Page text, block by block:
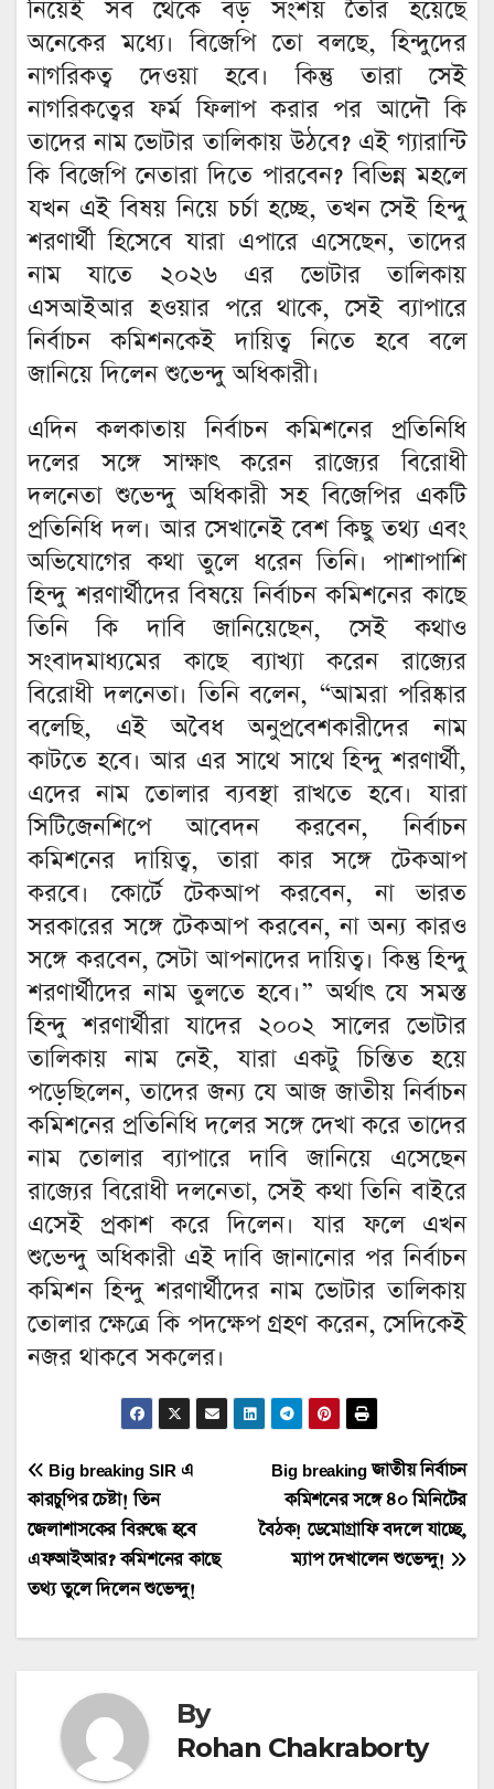
নিয়েই সব থেকে বড় সংশয় তৈরি হয়েছে
অনেকের মধ্যে। বিজেপি তো বলছে, হিন্দুদের
নাগরিকত্ব দেওয়া হবে। কিন্তু তারা সেই
নাগরিকত্বের ফর্ম ফিলাপ করার পর আদৌ কি
তাদের নাম ভোটার তালিকায় উঠবে? এই গ্যারান্টি
কি বিজেপি নেতারা দিতে পারবেন? বিভিন্ন মহলে
যখন এই বিষয় নিয়ে চর্চা হচ্ছে, তখন সেই হিন্দু
শরণার্থী হিসেবে যারা এপারে এসেছেন, তাদের
নাম যাতে ২০২৬ এর ভোটার তালিকায়
এসআইআর হওয়ার পরে থাকে, সেই ব্যাপারে
নির্বাচন কমিশনকেই দায়িত্ব নিতে হবে বলে
জানিয়ে দিলেন শুভেন্দু অধিকারী।
এদিন কলকাতায় নির্বাচন কমিশনের প্রতিনিধি
দলের সঙ্গে সাক্ষাৎ করেন রাজ্যের বিরোধী
দলনেতা শুভেন্দু অধিকারী সহ বিজেপির একটি
প্রতিনিধি দল। আর সেখানেই বেশ কিছু তথ্য এবং
অভিযোগের কথা তুলে ধরেন তিনি। পাশাপাশি
হিন্দু শরণার্থীদের বিষয়ে নির্বাচন কমিশনের কাছে
তিনি কি দাবি জানিয়েছেন, সেই কথাও
সংবাদমাধ্যমের কাছে ব্যাখ্যা করেন রাজ্যের
বিরোধী দলনেতা। তিনি বলেন, “আমরা পরিষ্কার
বলেছি, এই অবৈধ অনুপ্রবেশকারীদের নাম
কাটতে হবে। আর এর সাথে সাথে হিন্দু শরণার্থী,
এদের নাম তোলার ব্যবস্থা রাখতে হবে। যারা
সিটিজেনশিপে আবেদন করবেন, নির্বাচন
কমিশনের দায়িত্ব, তারা কার সঙ্গে টেকআপ
করবে। কোর্টে টেকআপ করবেন, না ভারত
সরকারের সঙ্গে টেকআপ করবেন, না অন্য কারও
সঙ্গে করবেন, সেটা আপনাদের দায়িত্ব। কিন্তু হিন্দু
শরণার্থীদের নাম তুলতে হবে।” অর্থাৎ যে সমস্ত
হিন্দু শরণার্থীরা যাদের ২০০২ সালের ভোটার
তালিকায় নাম নেই, যারা একটু চিন্তিত হয়ে
পড়েছিলেন, তাদের জন্য যে আজ জাতীয় নির্বাচন
কমিশনের প্রতিনিধি দলের সঙ্গে দেখা করে তাদের
নাম তোলার ব্যাপারে দাবি জানিয়ে এসেছেন
রাজ্যের বিরোধী দলনেতা, সেই কথা তিনি বাইরে
এসেই প্রকাশ করে দিলেন। যার ফলে এখন
শুভেন্দু অধিকারী এই দাবি জানানোর পর নির্বাচন
কমিশন হিন্দু শরণার্থীদের নাম ভোটার তালিকায়
তোলার ক্ষেত্রে কি পদক্ষেপ গ্রহণ করেন, সেদিকেই
নজর থাকবে সকলের।
Post
navigation
Big breaking জাতীয় নির্বাচন
কমিশনের সঙ্গে ৪০ মিনিটের
বৈঠক! ডেমোগ্রাফি বদলে যাচ্ছে,
ম্যাপ দেখালেন শুভেন্দু!
Big breaking SIR এ
কারচুপির চেষ্টা! তিন
জেলাশাসকের বিরুদ্ধে হবে
এফআইআর? কমিশনের কাছে
তথ্য তুলে দিলেন শুভেন্দু!
By
Rohan Chakraborty